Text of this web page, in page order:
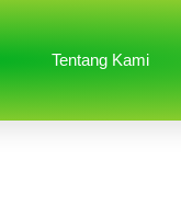
Tentang Kami